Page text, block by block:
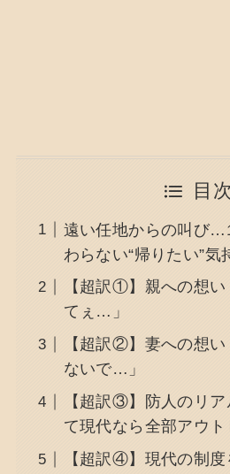
目次
遠い任地からの叫び
わらない“帰りたい”気
【超訳①】親への想
てぇ…」
【超訳②】妻への想
ないで…」
【超訳③】防人のリ
て現代なら全部アウト
【超訳④】現代の制